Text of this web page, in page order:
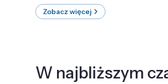
Zobacz więcej
W najbliższym